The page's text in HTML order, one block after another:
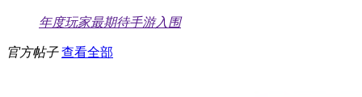
年度玩家最期待手游入围
官方帖子 查看全部